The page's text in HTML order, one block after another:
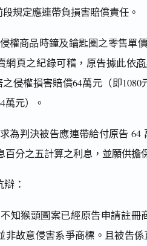
段規定應連帶負損害賠償責任。
權商品時鐘及鑰匙圈之零售單
網頁之紀錄可稽，原告據此依
之侵權損害賠償64萬元（即
萬元）。
為判決被告應連帶給付原告
百分之五計算之利息，並願供擔
：
知猴頭圖案已經原告申請註
非故意侵害系爭商標。且被告